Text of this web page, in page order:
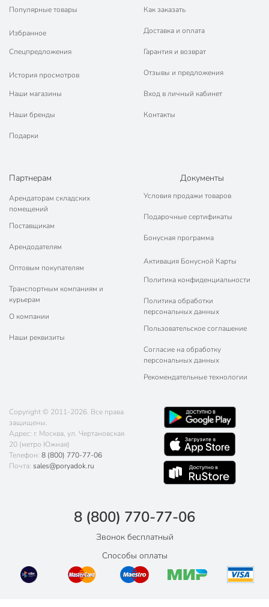
Популярные товары
Избранное
Спецпредложения
История просмотров
Наши магазины
Наши бренды
Подарки
Как заказать
Доставка и оплата
Гарантия и возврат
Отзывы и предложения
Вход в личный кабинет
Контакты
Партнерам
Арендаторам складских
помещений
Поставщикам
Арендодателям
Оптовым покупателям
Транспортным компаниям и
курьерам
О компании
Наши реквизиты
Документы
Условия продажи товаров
Подарочные сертификаты
Бонусная программа
Активация Бонусной Карты
Политика конфиденциальности
Политика обработки
персональных данных
Пользовательское соглашение
Согласие на обработку
персональных данных
Рекомендательные технологии
Copyright © 2011-2026. Все права
защищены.
Адрес: г. Москва, ул. Чертановская
20 (метро Южная)
Телефон: 8 (800) 770-77-06
Почта: sales@poryadok.ru
8 (800) 770-77-06
Звонок бесплатный
Способы оплаты